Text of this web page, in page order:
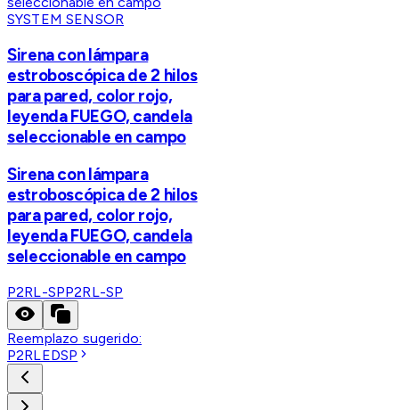
SYSTEM SENSOR
Sirena con lámpara
estroboscópica de 2 hilos
para pared, color rojo,
leyenda FUEGO, candela
seleccionable en campo
Sirena con lámpara
estroboscópica de 2 hilos
para pared, color rojo,
leyenda FUEGO, candela
seleccionable en campo
P2RL-SPP2RL-SP
Reemplazo sugerido:
P2RLEDSP